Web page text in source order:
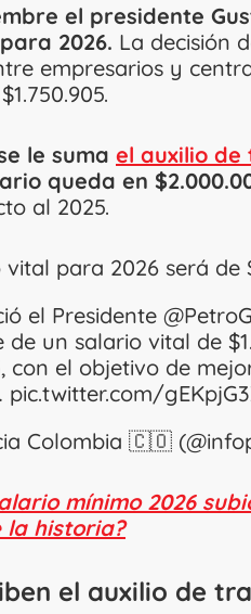
el presidente
2026. La decisión
empresarios y
le suma el auxilio
queda en
al 2025.
vital para 2026 será de
el Presidente
de un salario vital de
con el objetivo de
pic.twitter.com/
Colombia 🇨🇴
mínimo 2026
la historia?
el auxilio de